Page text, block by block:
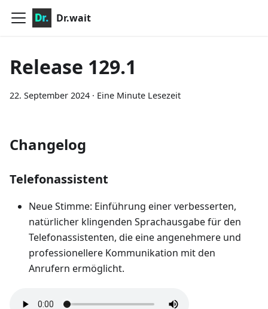
Dr.wait
Release 129.1
22. September 2024 · Eine Minute Lesezeit
Changelog
Telefonassistent
Neue Stimme: Einführung einer verbesserten,
natürlicher klingenden Sprachausgabe für den
Telefonassistenten, die eine angenehmere und
professionellere Kommunikation mit den
Anrufern ermöglicht.